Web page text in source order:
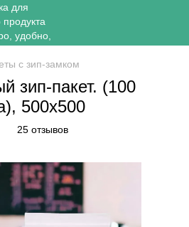
с зип-замком
зип-пакет. (100
500х500
25 отзывов